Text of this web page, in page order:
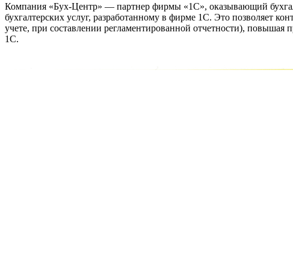
Компания «Бух-Центр» — партнер фирмы «1С», оказывающий
бухгалтерских услуг, разработанному в фирме 1С. Это позволяет
учете, при составлении регламентированной отчетности), повышая
1С.